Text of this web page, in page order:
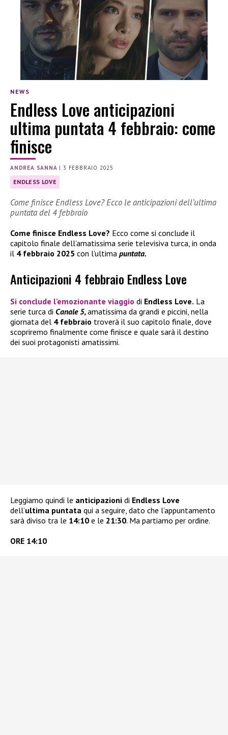
NEWS
Endless Love anticipazioni
ultima puntata 4 febbraio: come
finisce
ANDREA SANNA |3 FEBBRAIO 2025
ENDLESS LOVE
Come finisce Endless Love? Ecco le anticipazioni dell’ultima
puntata del 4 febbraio
Come finisce Endless Love? Ecco come si conclude il
capitolo finale dell’amatissima serie televisiva turca, in onda
il 4 febbraio 2025 con l’ultima puntata.
Anticipazioni 4 febbraio Endless Love
Si conclude l’emozionante viaggio di Endless Love. La
serie turca di Canale 5,amatissima da grandi e piccini, nella
giornata del 4 febbraio troverà il suo capitolo finale, dove
scopriremo finalmente come finisce e quale sarà il destino
dei suoi protagonisti amatissimi.
Leggiamo quindi le anticipazioni di Endless Love
dell’ultima puntata qui a seguire, dato che l’appuntamento
sarà diviso tra le 14:10 e le 21:30. Ma partiamo per ordine.
ORE 14:10